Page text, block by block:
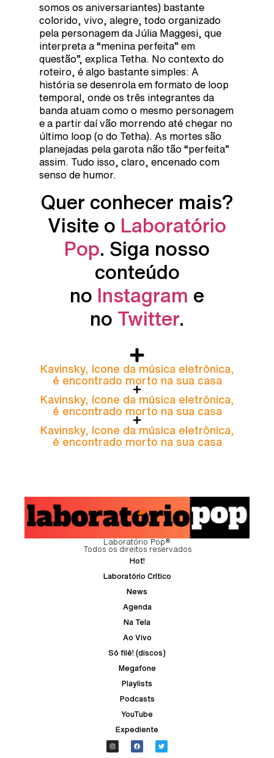
somos os aniversariantes) bastante
colorido, vivo, alegre, todo organizado
pela personagem da Júlia Maggesi, que
interpreta a “menina perfeita” em
questão”, explica Tetha. No contexto do
roteiro, é algo bastante simples: A
história se desenrola em formato de loop
temporal, onde os três integrantes da
banda atuam como o mesmo personagem
e a partir daí vão morrendo até chegar no
último loop (o do Tetha). As mortes são
planejadas pela garota não tão “perfeita”
assim. Tudo isso, claro, encenado com
senso de humor.
Quer conhecer mais?
Visite o
Laboratório
Pop. Siga nosso
conteúdo
no Instagram e
no Twitter.
Kavinsky, ícone da música eletrônica,
é encontrado morto na sua casa
Kavinsky, ícone da música eletrônica,
é encontrado morto na sua casa
Kavinsky, ícone da música eletrônica,
é encontrado morto na sua casa
Laboratório Pop®
Todos os direitos reservados
Hot!
Laboratório Crítico
News
Agenda
Na Tela
Ao Vivo
Só filé! (discos)
Megafone
Playlists
Podcasts
YouTube
Expediente